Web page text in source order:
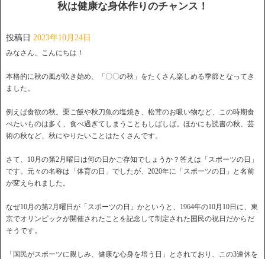
秋は健康な身体作りのチャンス！
投稿日 2023年10月24日
みなさん、こんにちは！
本格的に秋の風が吹き始め、「〇〇の秋」をたくさん楽しめる季節となってき
ました。
例えば食欲の秋。栗ご飯や秋刀魚の塩焼き、松茸のお吸い物など、この時期食
べたいものは多く、食べ過ぎてしまうこともしばしば。ほかにも読書の秋、芸
術の秋など、秋にやりたいことはたくさんです。
さて、10月の第2月曜日は何の日かご存知でしょうか？答えは「スポーツの日」
です。元々の名称は「体育の日」でしたが、2020年に「スポーツの日」と名前
が変えられました。
なぜ10月の第2月曜日が「スポーツの日」かというと、1964年の10月10日に、東
京でオリンピックが開催されたことを記念して制定された国民の祝日だからだ
そうです。
「国民がスポーツに親しみ、健康な心身を培う日」とされており、この3連休を